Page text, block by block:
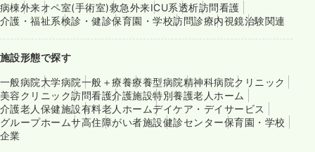
病棟外来オペ室(手術室)救急外来ICU系透析訪問看護
介護・福祉系検診・健診保育園・学校訪問診療内視鏡治験関連
施設形態で探す
一般病院大学病院一般＋療養療養型病院精神科病院クリニック
美容クリニック訪問看護介護施設特別養護老人ホーム
介護老人保健施設有料老人ホームデイケア・デイサービス
グループホームサ高住障がい者施設健診センター保育園・学校
企業